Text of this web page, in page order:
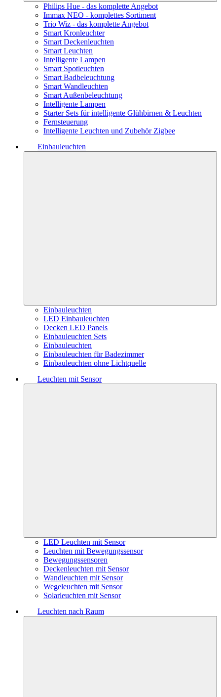
Philips Hue - das komplette Angebot
Immax NEO - komplettes Sortiment
Trio Wiz - das komplette Angebot
Smart Kronleuchter
Smart Deckenleuchten
Smart Leuchten
Intelligente Lampen
Smart Spotleuchten
Smart Badbeleuchtung
Smart Wandleuchten
Smart Außenbeleuchtung
Intelligente Lampen
Starter Sets für intelligente Glühbirnen & Leuchten
Fernsteuerung
Intelligente Leuchten und Zubehör Zigbee
Einbauleuchten
Einbauleuchten
LED Einbauleuchten
Decken LED Panels
Einbauleuchten Sets
Einbauleuchten
Einbauleuchten für Badezimmer
Einbauleuchten ohne Lichtquelle
Leuchten mit Sensor
LED Leuchten mit Sensor
Leuchten mit Bewegungssensor
Bewegungssensoren
Deckenleuchten mit Sensor
Wandleuchten mit Sensor
Wegeleuchten mit Sensor
Solarleuchten mit Sensor
Leuchten nach Raum